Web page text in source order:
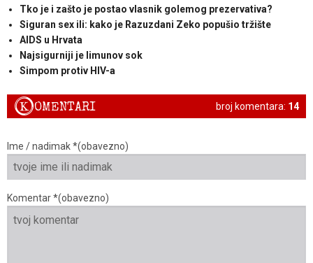
Tko je i zašto je postao vlasnik golemog prezervativa?
Siguran sex ili: kako je Razuzdani Zeko popušio tržište
AIDS u Hrvata
Najsigurniji je limunov sok
Simpom protiv HIV-a
broj komentara: 14
KOMENTARI
Ime / nadimak *(obavezno)
Komentar *(obavezno)